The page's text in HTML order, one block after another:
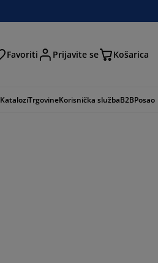
Favoriti Prijavite se Košarica
KataloziTrgovineKorisnička službaB2BPosao